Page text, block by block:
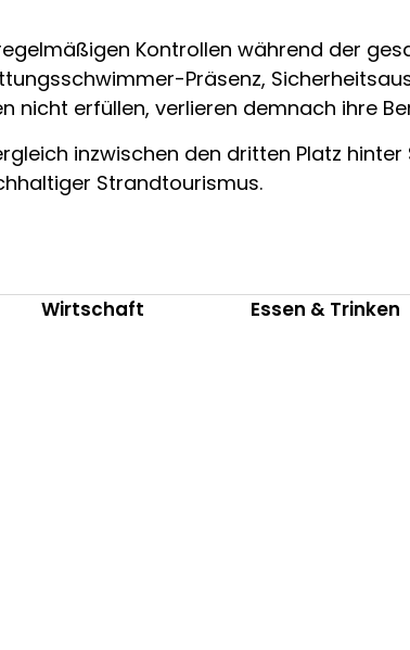
Kontrollen während der
Präsenz,
nicht erfüllen, verlieren demnach ihre
inzwischen den dritten Platz
Strandtourismus.
Wirtschaft Essen & Trinken